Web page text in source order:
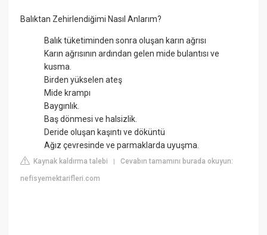
Balıktan Zehirlendiğimi Nasıl Anlarım?
Balık tüketiminden sonra oluşan karın ağrısı
Karın ağrısının ardından gelen mide bulantısı ve
kusma.
Birden yükselen ateş
Mide krampı
Baygınlık.
Baş dönmesi ve halsizlik.
Deride oluşan kaşıntı ve döküntü
Ağız çevresinde ve parmaklarda uyuşma.
Kaynak kaldırma talebi |Cevabın tamamını burada okuyun:
nefisyemektarifleri.com